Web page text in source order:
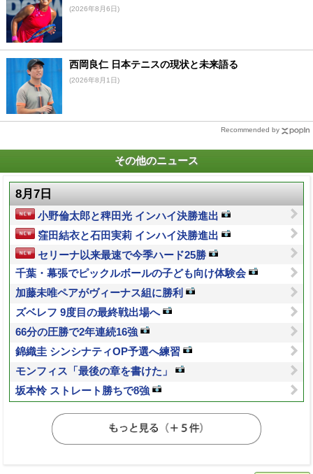
(2026年8月6日)
西岡良仁 日本テニスの現状と未来語る
(2026年8月1日)
Recommended by
その他のニュース
8月7日
小野倫太郎と稗田光 インハイ決勝進出
窪田結衣と石田実莉 インハイ決勝進出
セリーナ以来最速で今季ハード25勝
千葉・幕張でピックルボールの子ども向け体験会
加藤未唯ペアがヴィーナス組に勝利
ズベレフ 9度目の最終戦出場へ
66分の圧勝で2年連続16強
錦織圭 シンシナティOP予選へ練習
モンフィス「最後の章を書けた」
坂本怜 ストレート勝ちで8強